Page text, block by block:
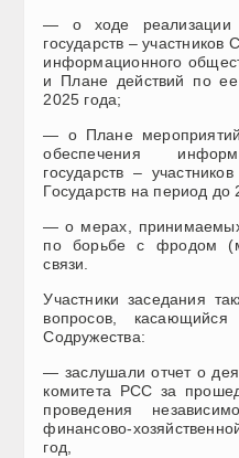
— о ходе реализации
государств – участников
информационного
и Плане действий по
2025 года;
— о Плане мероприятий
обеспечения
государств –
Государств на период до
— о мерах,
по борьбе с фродом
связи.
Участники заседания
вопросов, касающийся
Содружества:
— заслушали отчет о
комитета РСС за
проведения
финансово-
год,